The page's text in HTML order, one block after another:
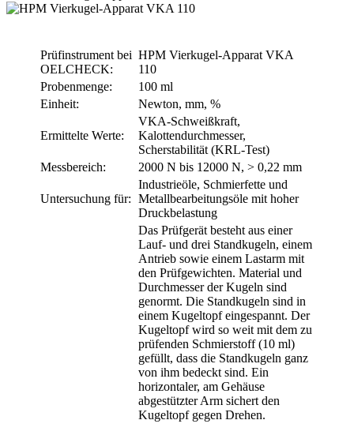
Prüfinstrument bei
OELCHECK:
HPM Vierkugel-Apparat VKA
110
Probenmenge:
100 ml
Einheit:
Newton, mm, %
Ermittelte Werte:
VKA-Schweißkraft,
Kalottendurchmesser,
Scherstabilität (KRL-Test)
Messbereich:
2000 N bis 12000 N, > 0,22 mm
Untersuchung für:
Industrieöle, Schmierfette und
Metallbearbeitungsöle mit hoher
Druckbelastung
Das Prüfgerät besteht aus einer
Lauf- und drei Standkugeln, einem
Antrieb sowie einem Lastarm mit
den Prüfgewichten. Material und
Durchmesser der Kugeln sind
genormt. Die Standkugeln sind in
einem Kugeltopf eingespannt. Der
Kugeltopf wird so weit mit dem zu
prüfenden Schmierstoff (10 ml)
gefüllt, dass die Standkugeln ganz
von ihm bedeckt sind. Ein
horizontaler, am Gehäuse
abgestützter Arm sichert den
Kugeltopf gegen Drehen.